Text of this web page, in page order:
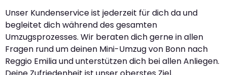
Unser Kundenservice ist jederzeit für dich da und
begleitet dich während des gesamten
Umzugsprozesses. Wir beraten dich gerne in allen
Fragen rund um deinen Mini-Umzug von Bonn nach
Reggio Emilia und unterstützen dich bei allen Anliegen.